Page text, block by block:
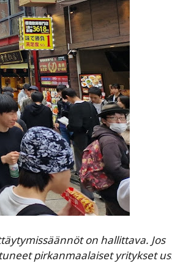
on hallittava. Jos
pirkanmaalaiset yritykset